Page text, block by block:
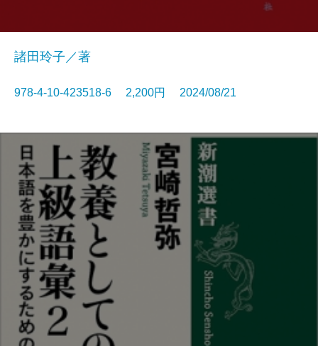
諸田玲子／著
978-4-10-423518-6 2,200円 2024/08/21